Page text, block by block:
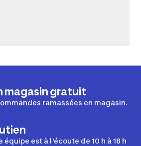
magasin gratuit
ramassées en magasin.
équipe est à l'écoute de 10 h à 18 h